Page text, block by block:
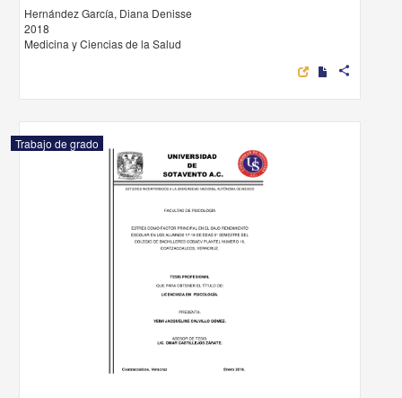
Hernández García, Diana Denisse
2018
Medicina y Ciencias de la Salud
share
Trabajo de grado